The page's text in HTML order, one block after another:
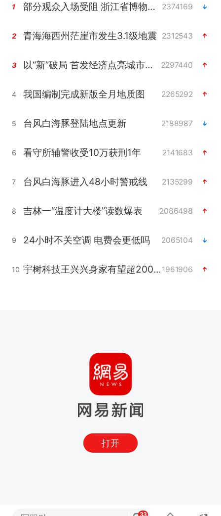
1 部分观众入场受阻 浙江省博物馆致歉 2374169
2 青海海西州茫崖市发生3.1级地震 2312543
3 以“新”破局 首发经济点亮城市消费活力 2297440
4 我国编制完成新版全月地质图 2265292
5 台风白海豚登陆地点更新 2188987
6 看守所辅警收受10万获刑1年 2141683
7 台风白海豚进入48小时警戒线 2135299
8 吉林一“温度计大楼”读数爆表 2086498
9 24小时不关空调 电费会更低吗 2065104
10 宇树科技王兴兴身家有望超200亿元1961906
打开
33